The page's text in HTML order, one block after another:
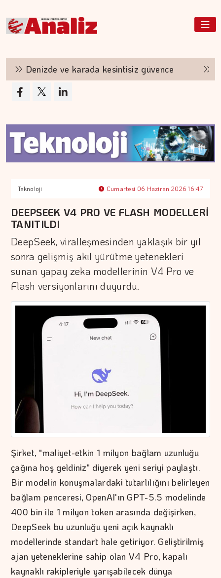
Denizde ve karada kesintisiz güvence TAB
Teknoloji Cumartesi 06 Haziran 2026 16:47
DEEPSEEK V4 PRO VE FLASH MODELLERİ
TANITILDI
DeepSeek, viralleşmesinden yaklaşık bir yıl
sonra gelişmiş akıl yürütme yetenekleri
sunan yapay zeka modellerinin V4 Pro ve
Flash versiyonlarını duyurdu.
Şirket, "maliyet-etkin 1 milyon bağlam uzunluğu
çağına hoş geldiniz" diyerek yeni seriyi paylaştı.
Bir modelin konuşmalardaki tutarlılığını belirleyen
bağlam penceresi, OpenAI'ın GPT-5.5 modelinde
400 bin ile 1 milyon token arasında değişirken,
DeepSeek bu uzunluğu yeni açık kaynaklı
modellerinde standart hale getiriyor. Geliştirilmiş
ajan yeteneklerine sahip olan V4 Pro, kapalı
kaynaklı rakipleriyle yarışabilecek dünya